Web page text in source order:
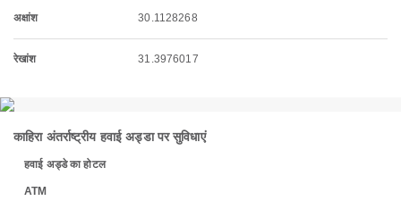
अक्षांश 30.1128268
रेखांश 31.3976017
काहिरा अंतर्राष्ट्रीय हवाई अड्डा पर सुविधाएं
हवाई अड्डे का होटल
ATM